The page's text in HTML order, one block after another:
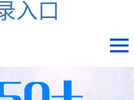
入口